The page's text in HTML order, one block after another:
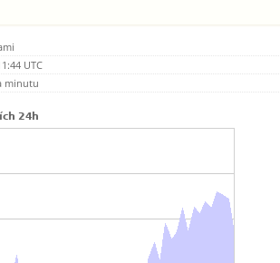
UTC
minutu